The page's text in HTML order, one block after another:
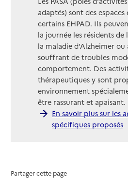
adaptés) sont des
certains EHPAD. Ils
la journée les résidents de
la maladie d’Alzheimer
souffrant de troubles
comportement. Des
thérapeutiques y sont
environnement
être rassurant et apaisant.
En savoir plus sur les
spécifiques proposés
Partager cette page